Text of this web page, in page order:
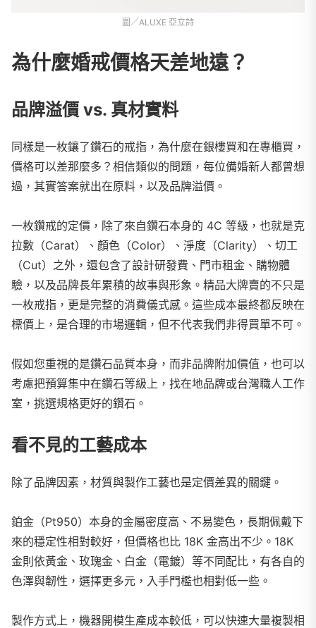
圖／ALUXE 亞立詩
為什麼婚戒價格天差地遠？
品牌溢價 vs. 真材實料
同樣是一枚鑲了鑽石的戒指，為什麼在銀樓買和在專櫃買，
價格可以差那麼多？相信類似的問題，每位備婚新人都曾想
過，其實答案就出在原料，以及品牌溢價。
一枚鑽戒的定價，除了來自鑽石本身的 4C 等級，也就是克
拉數（Carat）、顏色（Color）、淨度（Clarity）、切工
（Cut）之外，還包含了設計研發費、門市租金、購物體
驗，以及品牌長年累積的故事與形象。精品大牌賣的不只是
一枚戒指，更是完整的消費儀式感。這些成本最終都反映在
標價上，是合理的市場邏輯，但不代表我們非得買單不可。
假如您重視的是鑽石品質本身，而非品牌附加價值，也可以
考慮把預算集中在鑽石等級上，找在地品牌或台灣職人工作
室，挑選規格更好的鑽石。
看不見的工藝成本
除了品牌因素，材質與製作工藝也是定價差異的關鍵。
鉑金（Pt950）本身的金屬密度高、不易變色，長期佩戴下
來的穩定性相對較好，但價格也比 18K 金高出不少。18K
金則依黃金、玫瑰金、白金（電鍍）等不同配比，有各自的
色澤與韌性，選擇更多元，入手門檻也相對低一些。
製作方式上，機器開模生產成本較低，可以快速大量複製相